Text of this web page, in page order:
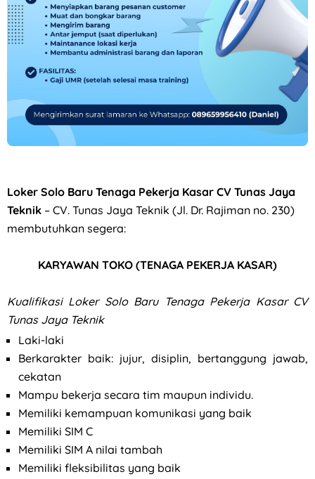
Loker QC, PPIC, Operator Flexo di PT Quark Quality Pack
Loker Solo Baru Tenaga Pekerja Kasar CV Tunas Jaya
Teknik – CV. Tunas Jaya Teknik (Jl. Dr. Rajiman no. 230)
membutuhkan segera:
KARYAWAN TOKO (TENAGA PEKERJA KASAR)
Kualifikasi Loker Solo Baru Tenaga Pekerja Kasar CV
Tunas Jaya Teknik
Laki-laki
Berkarakter baik: jujur, disiplin, bertanggung jawab,
cekatan
Mampu bekerja secara tim maupun individu.
Memiliki kemampuan komunikasi yang baik
Memiliki SIM C
Memiliki SIM A nilai tambah
Memiliki fleksibilitas yang baik